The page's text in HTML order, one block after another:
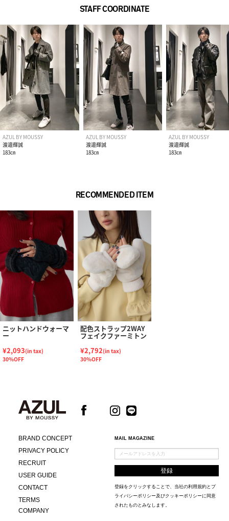
STAFF COORDINATE
AZUL BY MOUSSY
渡邉輝誠
183㎝
AZUL BY MOUSSY
渡邉輝誠
183㎝
AZUL BY MOUSSY
渡邉輝誠
183㎝
RECOMMENDED ITEM
ニットハンドウォーマ
ー
¥2,093(in tax)
30%OFF
配色ストラップ2WAY
フェイクファーミトン
¥2,792(in tax)
30%OFF
BRAND CONCEPT
PRIVACY POLICY
RECRUIT
USER GUIDE
CONTACT
TERMS
COMPANY
MAIL MAGAZINE
登録をクリックすることで、当社の利用規約とプ
ライバシーポリシー及びクッキーポリシーに同意
されたものとみなします。